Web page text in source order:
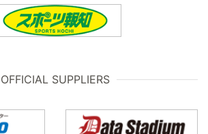
OFFICIAL SUPPLIERS